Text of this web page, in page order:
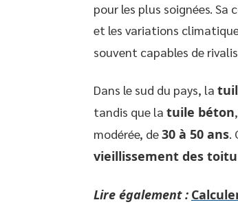
pour les plus soignées. Sa
et les variations
souvent capables de
Dans le sud du pays, la
tandis que la tuile béton
modérée, de30 à 50 ans.
vieillissement des
Lire également :